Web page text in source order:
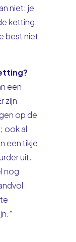
niet: je
ketting.
best niet
een
zijn
op de
ook al
een tikje
uit.
nog